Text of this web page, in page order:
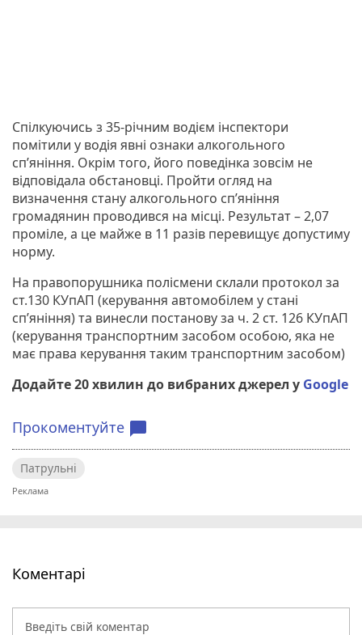
Спілкуючись з 35-річним водієм інспектори
помітили у водія явні ознаки алкогольного
сп’яніння. Окрім того, його поведінка зовсім не
відповідала обстановці. Пройти огляд на
визначення стану алкогольного сп’яніння
громадянин проводився на місці. Результат – 2,07
проміле, а це майже в 11 разів перевищує допустиму
норму.
На правопорушника полісмени склали протокол за
ст.130 КУпАП (керування автомобілем у стані
сп’яніння) та винесли постанову за ч. 2 ст. 126 КУпАП
(керування транспортним засобом особою, яка не
має права керування таким транспортним засобом)
Додайте 20 хвилин до вибраних джерел у Google
Прокоментуйте chat_bubble
Патрульні
Коментарі